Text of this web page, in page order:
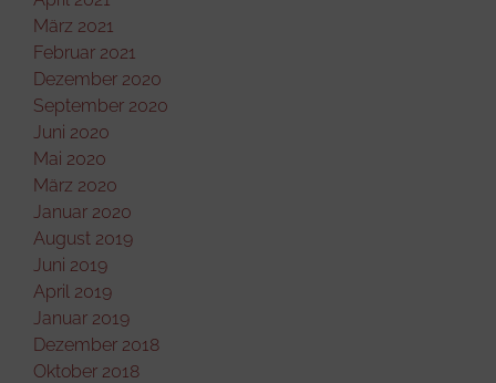
März 2021
Februar 2021
Dezember 2020
September 2020
Juni 2020
Mai 2020
März 2020
Januar 2020
August 2019
Juni 2019
April 2019
Januar 2019
Dezember 2018
Oktober 2018